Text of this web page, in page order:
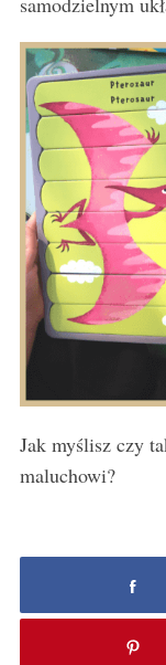
Jak myślisz czy
maluchowi?